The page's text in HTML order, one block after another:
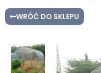
WRÓĆ DO SKLEPU